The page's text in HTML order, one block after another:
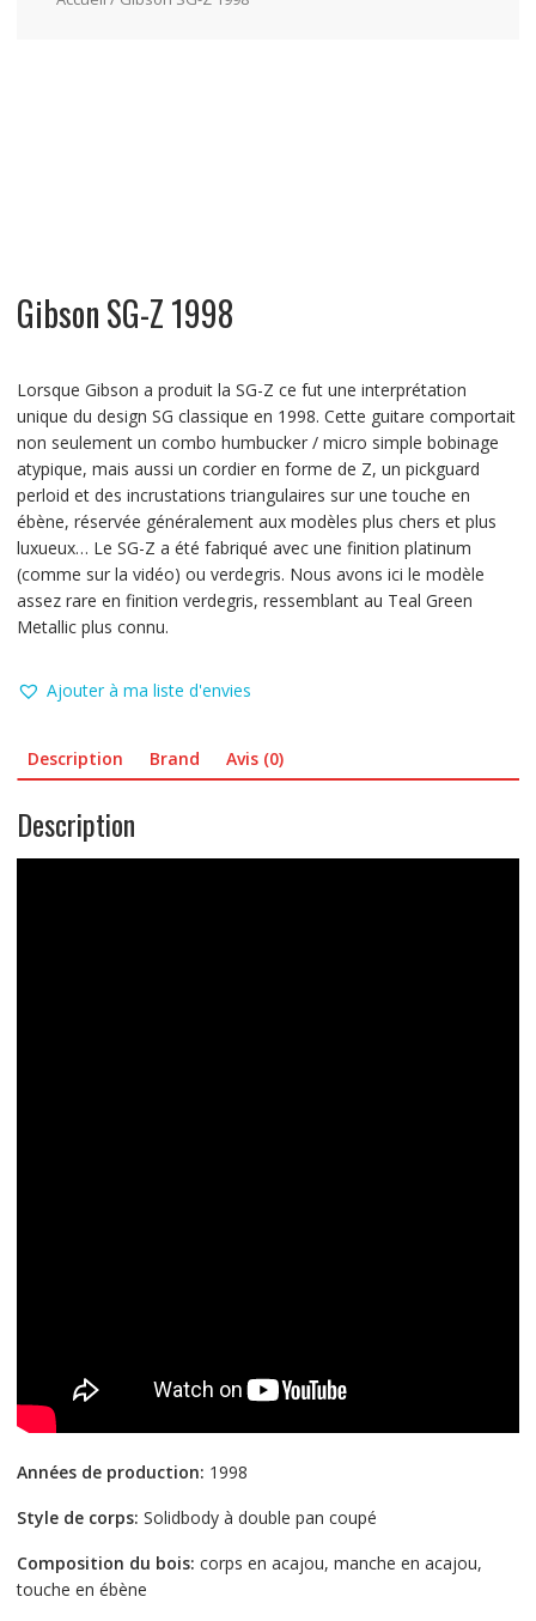
Gibson SG-Z 1998
Lorsque Gibson a produit la SG-Z ce fut une interprétation
unique du design SG classique en 1998. Cette guitare comportait
non seulement un combo humbucker / micro simple bobinage
atypique, mais aussi un cordier en forme de Z, un pickguard
perloid et des incrustations triangulaires sur une touche en
ébène, réservée généralement aux modèles plus chers et plus
luxueux… Le SG-Z a été fabriqué avec une finition platinum
(comme sur la vidéo) ou verdegris. Nous avons ici le modèle
assez rare en finition verdegris, ressemblant au Teal Green
Metallic plus connu.
Ajouter à ma liste d'envies
Description Brand Avis (0)
Description
Années de production: 1998
Style de corps: Solidbody à double pan coupé
Composition du bois: corps en acajou, manche en acajou,
touche en ébène